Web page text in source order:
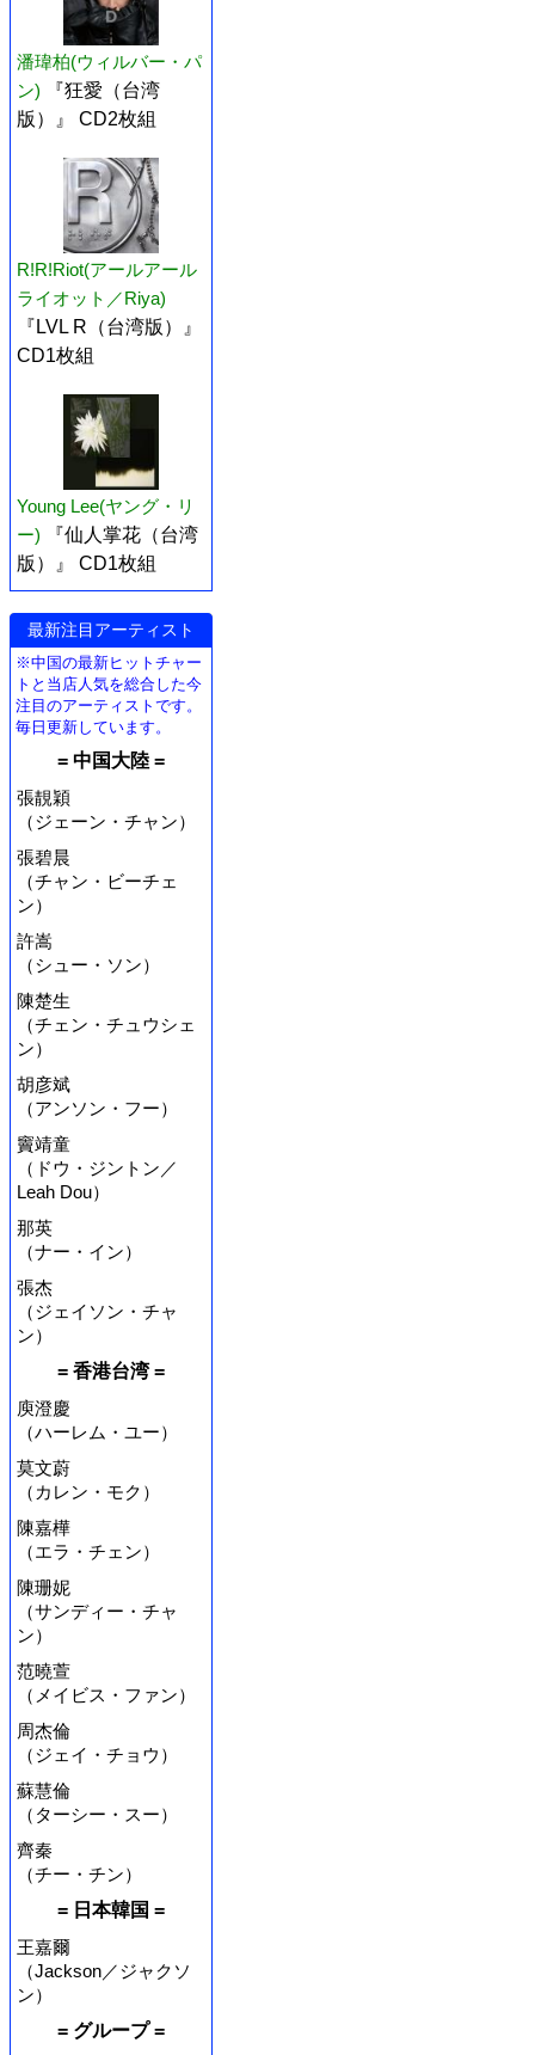
潘瑋柏(ウィルバー・パ
ン)
『狂愛（台湾
版）』 CD2枚組
R!R!Riot(アールアール
ライオット／Riya)
『LVL R（台湾版）』
CD1枚組
Young Lee(ヤング・リ
ー)
『仙人掌花（台湾
版）』 CD1枚組
最新注目アーティスト
※中国の最新ヒットチャー
トと当店人気を総合した今
注目のアーティストです。
毎日更新しています。
= 中国大陸 =
張靚穎
（ジェーン・チャン）
張碧晨
（チャン・ビーチェ
ン）
許嵩
（シュー・ソン）
陳楚生
（チェン・チュウシェ
ン）
胡彦斌
（アンソン・フー）
竇靖童
（ドウ・ジントン／
Leah Dou）
那英
（ナー・イン）
張杰
（ジェイソン・チャ
ン）
= 香港台湾 =
庾澄慶
（ハーレム・ユー）
莫文蔚
（カレン・モク）
陳嘉樺
（エラ・チェン）
陳珊妮
（サンディー・チャ
ン）
范曉萱
（メイビス・ファン）
周杰倫
（ジェイ・チョウ）
蘇慧倫
（ターシー・スー）
齊秦
（チー・チン）
= 日本韓国 =
王嘉爾
（Jackson／ジャクソ
ン）
= グループ =